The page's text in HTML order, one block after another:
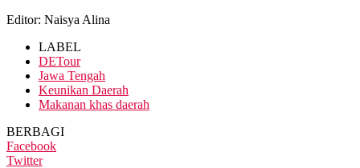
Editor: Naisya Alina
LABEL
DETour
Jawa Tengah
Keunikan Daerah
Makanan khas daerah
BERBAGI
Facebook
Twitter